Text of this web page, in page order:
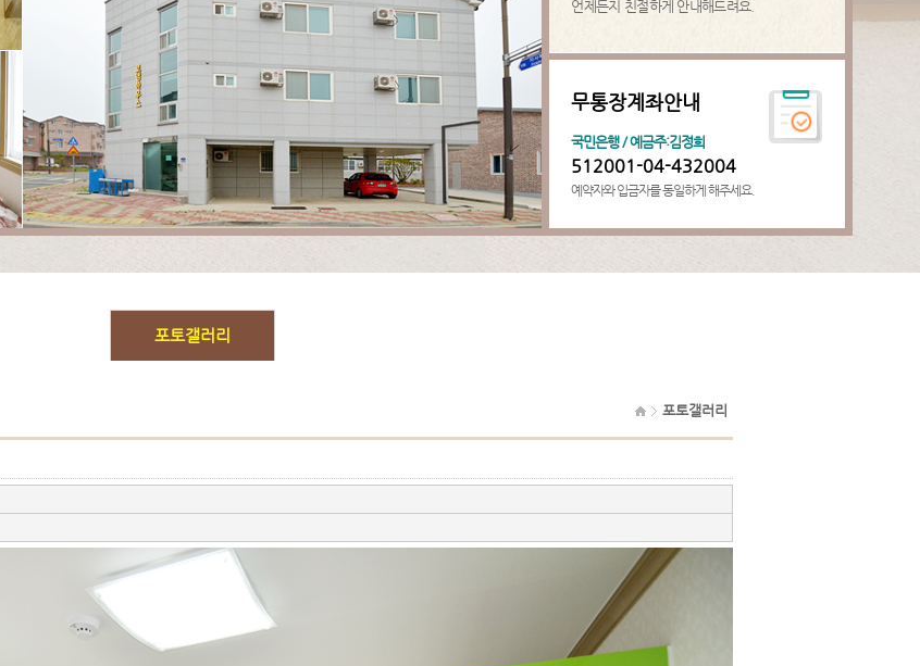
언제든지 친절하게 안내해드려요.
무통장계좌안내
국민은행 / 예금주:김정희
512001-04-432004
예약자와 입금자를 동일하게 해주세요.
포토갤러리
포토갤러리